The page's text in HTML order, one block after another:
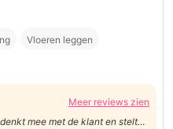
Vloeren leggen
Meer reviews zien
mee met de klant en stelt